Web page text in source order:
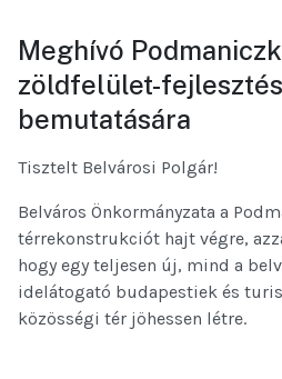
Meghívó
zöldfelület-
bemutatására
Tisztelt Belvárosi Polgár!
Belváros Önkormányzata a
térrekonstrukciót hajt végre,
hogy egy teljesen új, mind a
idelátogató budapestiek és
közösségi tér jöhessen létre.